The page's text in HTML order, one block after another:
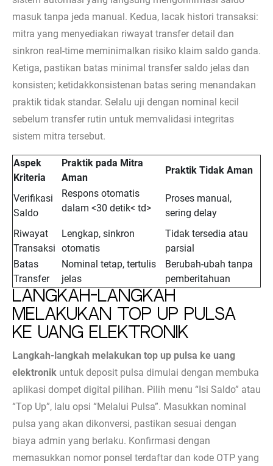
masuk tanpa jeda manual. Kedua, lacak histori transaksi:
mitra yang menyediakan riwayat transfer detail dan
sinkron real-time meminimalkan risiko klaim saldo ganda.
Ketiga, pastikan batas minimal transfer saldo jelas dan
konsisten; ketidakkonsistenan batas sering menandakan
praktik tidak standar. Selalu uji dengan nominal kecil
sebelum transfer rutin untuk memvalidasi integritas
sistem mitra tersebut.
Aspek
Kriteria
Praktik pada Mitra
Aman
Praktik Tidak Aman
Verifikasi
Saldo
Respons otomatis
dalam <30 detik< td>
Proses manual,
sering delay
Riwayat
Transaksi
Lengkap, sinkron
otomatis
Tidak tersedia atau
parsial
Batas
Transfer
Nominal tetap, tertulis
jelas
Berubah-ubah tanpa
pemberitahuan
Langkah-Langkah
Melakukan Top Up Pulsa
ke Uang Elektronik
Langkah-langkah melakukan top up pulsa ke uang
elektronik untuk deposit pulsa dimulai dengan membuka
aplikasi dompet digital pilihan. Pilih menu “Isi Saldo” atau
“Top Up”, lalu opsi “Melalui Pulsa”. Masukkan nominal
pulsa yang akan dikonversi, pastikan sesuai dengan
biaya admin yang berlaku. Konfirmasi dengan
memasukkan nomor ponsel terdaftar dan kode OTP yang